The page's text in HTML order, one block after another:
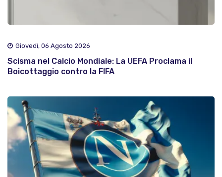
Giovedì, 06 Agosto 2026
Scisma nel Calcio Mondiale: La UEFA Proclama il
Boicottaggio contro la FIFA